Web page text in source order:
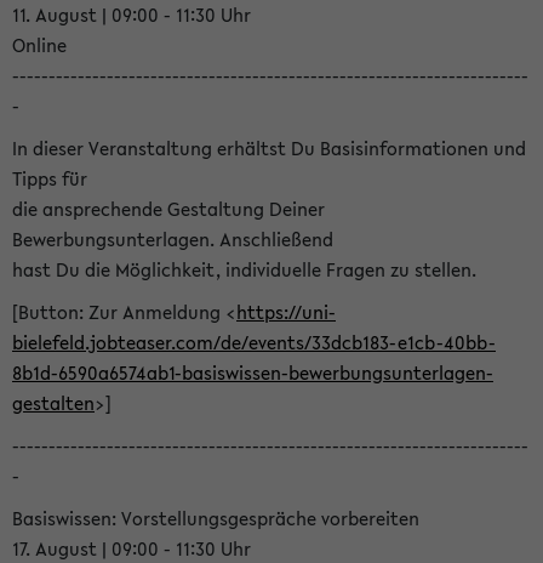
11. August | 09:00 - 11:30 Uhr
Online
-----------------------------------------------------------------------
-
In dieser Veranstaltung erhältst Du Basisinformationen und
Tipps für
die ansprechende Gestaltung Deiner
Bewerbungsunterlagen. Anschließend
hast Du die Möglichkeit, individuelle Fragen zu stellen.
[Button: Zur Anmeldung <https://uni-
bielefeld.jobteaser.com/de/events/33dcb183-e1cb-40bb-
8b1d-6590a6574ab1-basiswissen-bewerbungsunterlagen-
gestalten>]
-----------------------------------------------------------------------
-
Basiswissen: Vorstellungsgespräche vorbereiten
17. August | 09:00 - 11:30 Uhr